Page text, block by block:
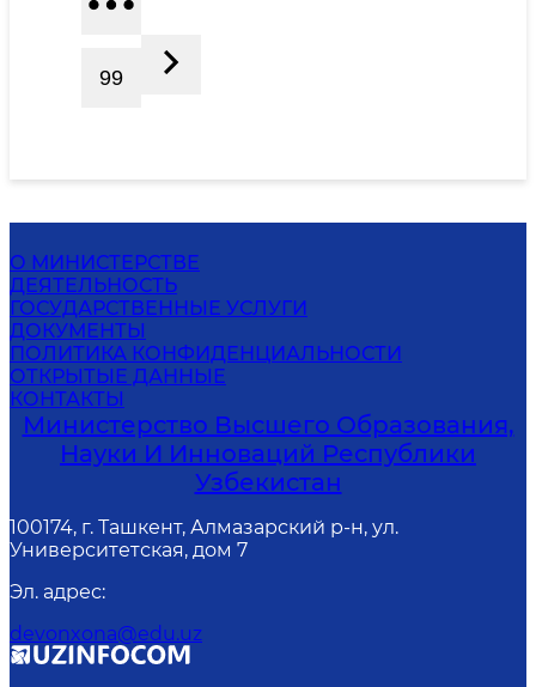
99
О МИНИСТЕРСТВЕ
ДЕЯТЕЛЬНОСТЬ
ГОСУДАРСТВЕННЫЕ УСЛУГИ
ДОКУМЕНТЫ
ПОЛИТИКА КОНФИДЕНЦИАЛЬНОСТИ
ОТКРЫТЫЕ ДАННЫЕ
КОНТАКТЫ
Министерство Высшего Образования,
Науки И Инноваций Республики
Узбекистан
100174, г. Ташкент, Алмазарский р-н, ул.
Университетская, дом 7
Эл. адрес:
devonxona@edu.uz